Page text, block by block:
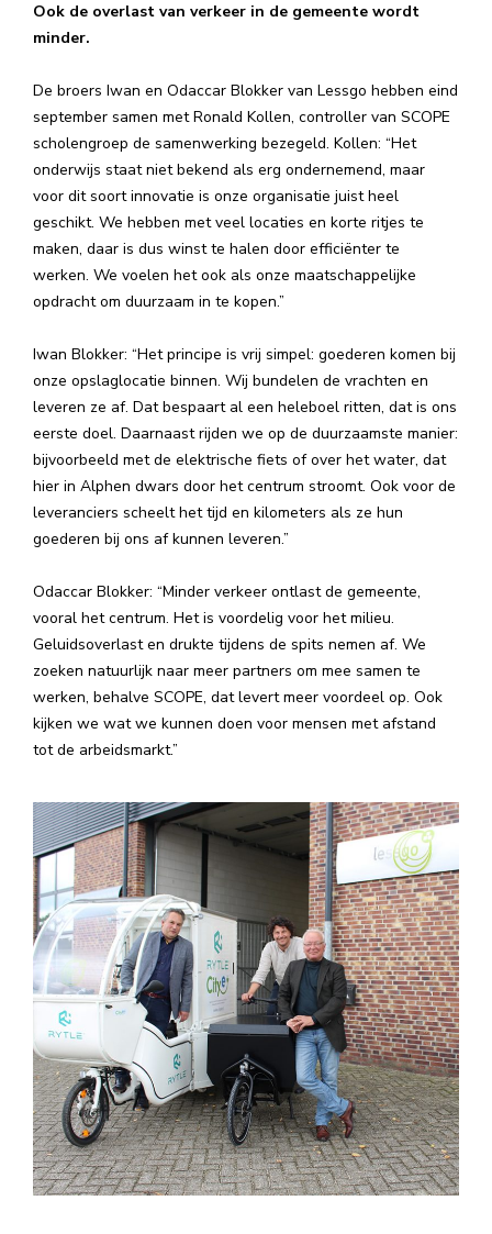
Ook de overlast van verkeer in de gemeente wordt
minder.
De broers Iwan en Odaccar Blokker van Lessgo hebben eind
september samen met Ronald Kollen, controller van SCOPE
scholengroep de samenwerking bezegeld. Kollen: “Het
onderwijs staat niet bekend als erg ondernemend, maar
voor dit soort innovatie is onze organisatie juist heel
geschikt. We hebben met veel locaties en korte ritjes te
maken, daar is dus winst te halen door efficiënter te
werken. We voelen het ook als onze maatschappelijke
opdracht om duurzaam in te kopen.”
Iwan Blokker: “Het principe is vrij simpel: goederen komen bij
onze opslaglocatie binnen. Wij bundelen de vrachten en
leveren ze af. Dat bespaart al een heleboel ritten, dat is ons
eerste doel. Daarnaast rijden we op de duurzaamste manier:
bijvoorbeeld met de elektrische fiets of over het water, dat
hier in Alphen dwars door het centrum stroomt. Ook voor de
leveranciers scheelt het tijd en kilometers als ze hun
goederen bij ons af kunnen leveren.”
Odaccar Blokker: “Minder verkeer ontlast de gemeente,
vooral het centrum. Het is voordelig voor het milieu.
Geluidsoverlast en drukte tijdens de spits nemen af. We
zoeken natuurlijk naar meer partners om mee samen te
werken, behalve SCOPE, dat levert meer voordeel op. Ook
kijken we wat we kunnen doen voor mensen met afstand
tot de arbeidsmarkt.”